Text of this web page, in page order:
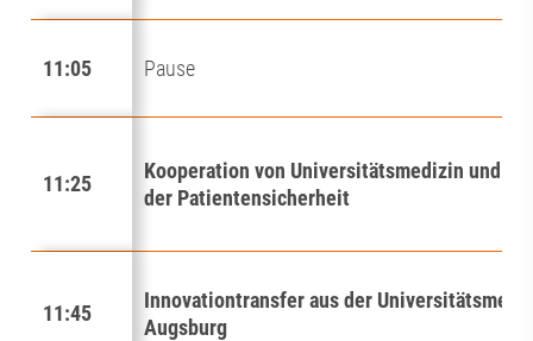
11:05 Pause
11:25
Kooperation von Universitätsmedizin und
der Patientensicherheit
11:45
Innovationtransfer aus der
Augsburg